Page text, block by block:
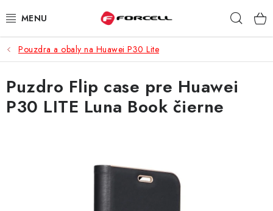
na
PUZDRÁ A OBALY
TVRDENÉ SKLÁ
DÁTOVÉ KÁBLE
Pouzdra a obaly na Huawei P30 Lite
Puzdro Flip case pre Huawei
P30 LITE Luna Book čierne